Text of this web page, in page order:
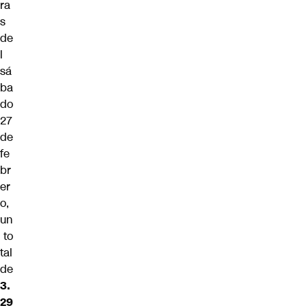
ra
s
de
l
sá
ba
do
27
de
fe
br
er
o,
un
to
tal
de
3.
29